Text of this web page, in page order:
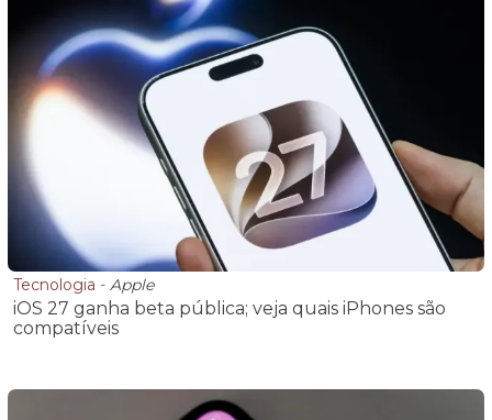
Tecnologia - Apple
iOS 27 ganha beta pública; veja quais iPhones são
compatíveis